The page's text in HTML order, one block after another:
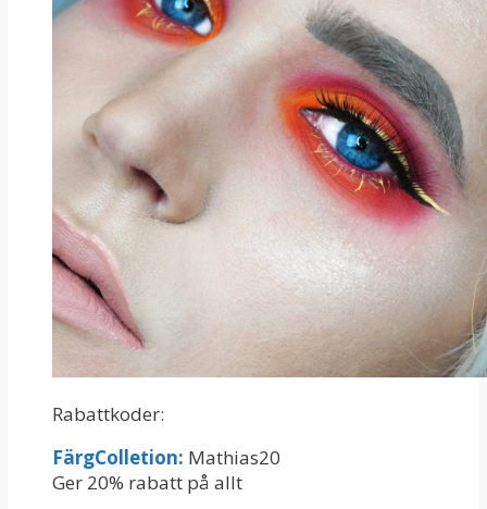
Rabattkoder:
FärgColletion: Mathias20
Ger 20% rabatt på allt